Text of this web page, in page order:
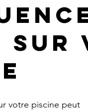
sur
votre piscine peut